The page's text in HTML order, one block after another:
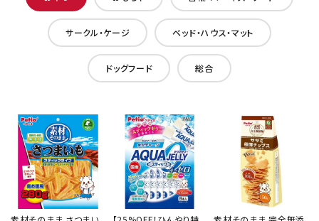
サークル・ケージ ベッド・ハウス・マット
ドッグフード 総合